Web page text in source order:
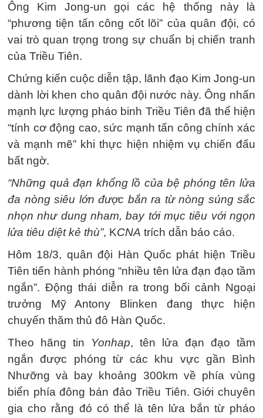
Ông Kim Jong-un gọi các hệ thống này là
“phương tiện tấn công cốt lõi” của quân đội, có
vai trò quan trọng trong sự chuẩn bị chiến tranh
của Triều Tiên.
Chứng kiến cuộc diễn tập, lãnh đạo Kim Jong-un
dành lời khen cho quân đội nước này. Ông nhấn
mạnh lực lượng pháo binh Triều Tiên đã thể hiện
“tính cơ động cao, sức mạnh tấn công chính xác
và mạnh mẽ” khi thực hiện nhiệm vụ chiến đấu
bất ngờ.
“Những quả đạn khổng lồ của bệ phóng tên lửa
đa nòng siêu lớn được bắn ra từ nòng súng sắc
nhọn như dung nham, bay tới mục tiêu với ngọn
lửa tiêu diệt kẻ thù”, KCNA trích dẫn báo cáo.
Hôm 18/3, quân đội Hàn Quốc phát hiện Triều
Tiên tiến hành phóng “nhiều tên lửa đạn đạo tầm
ngắn”. Động thái diễn ra trong bối cảnh Ngoại
trưởng Mỹ Antony Blinken đang thực hiện
chuyến thăm thủ đô Hàn Quốc.
Theo hãng tin Yonhap, tên lửa đạn đạo tầm
ngắn được phóng từ các khu vực gần Bình
Nhưỡng và bay khoảng 300km về phía vùng
biển phía đông bán đảo Triều Tiên. Giới chuyên
gia cho rằng đó có thể là tên lửa bắn từ pháo